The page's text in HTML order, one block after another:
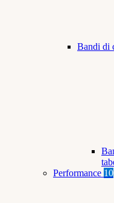
Bandi di
Performance 10